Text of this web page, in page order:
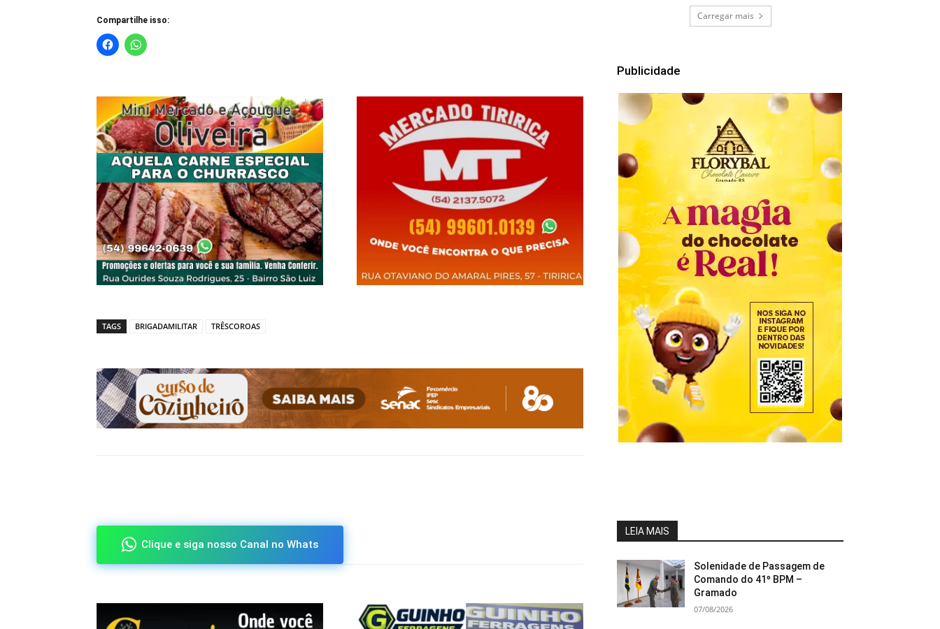
Compartilhe isso:
TAGS BRIGADAMILITAR TRÊSCOROAS
Clique e siga nosso Canal no Whats
Carregar mais
Publicidade
LEIA MAIS
Solenidade de Passagem de
Comando do 41º BPM –
Gramado
07/08/2026